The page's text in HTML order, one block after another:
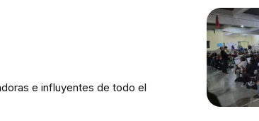
e influyentes de todo el